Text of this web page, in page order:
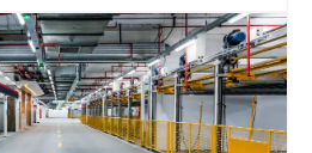
będzie narażona. Niezależnie
podłoże stanowi fundament,
ewentualnych usterek,
czy deformacje.